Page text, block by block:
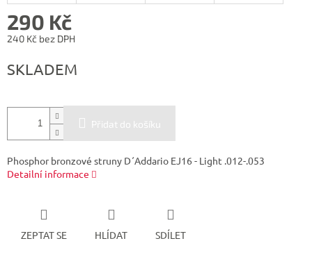
290 Kč
240 Kč bez DPH
cena:
SKLADEM
Přidat do košíku
Phosphor bronzové struny D´Addario EJ16 - Light .012-.053
Detailní informace
ZEPTAT SE HLÍDAT SDÍLET